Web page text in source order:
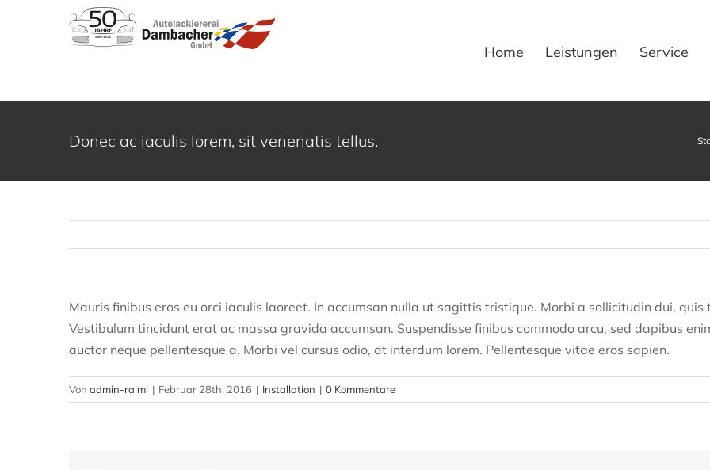
Home Leistungen Service
Donec ac iaculis lorem, sit venenatis tellus.
Mauris finibus eros eu orci iaculis laoreet. In accumsan nulla ut sagittis tristique. Morbi a sollicitudin dui,
Vestibulum tincidunt erat ac massa gravida accumsan. Suspendisse finibus commodo arcu, sed dapibus
auctor neque pellentesque a. Morbi vel cursus odio, at interdum lorem. Pellentesque vitae eros sapien.
Von admin-raimi | Februar 28th, 2016 | Installation | 0 Kommentare